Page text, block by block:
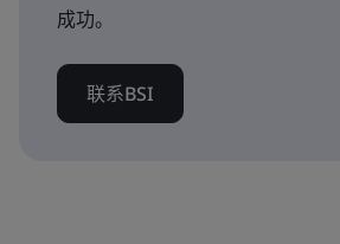
成功。
联系BSI